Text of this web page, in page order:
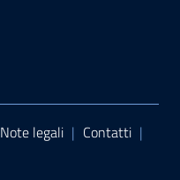
Note legali | Contatti |